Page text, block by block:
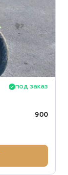
под заказ
900